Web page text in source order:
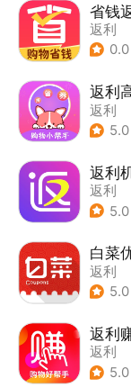
省钱
返利
0.0
返利
返利
5.0
返利
返利
5.0
白菜
返利
5.0
返利
返利
5.0